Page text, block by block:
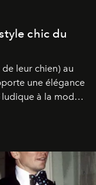
chic du
leur chien) au
une élégance
à la mode